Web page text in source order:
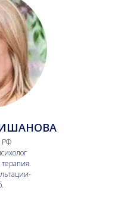
РФ